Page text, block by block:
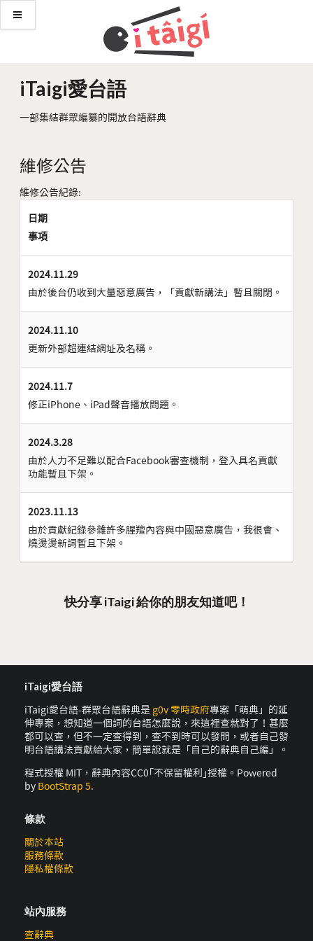
iTaigi愛台語
一部集結群眾編纂的開放台語辭典
維修公告
維修公告紀錄:
日期
事項
2024.11.29
由於後台仍收到大量惡意廣告，「貢獻新講法」暫且關閉。
2024.11.10
更新外部超連結網址及名稱。
2024.11.7
修正iPhone、iPad聲音播放問題。
2024.3.28
由於人力不足難以配合Facebook審查機制，登入具名貢獻
功能暫且下架。
2023.11.13
由於貢獻紀錄參雜許多腥羶內容與中國惡意廣告，我很會、
燒燙燙新詞暫且下架。
快分享 iTaigi 給你的朋友知道吧！
iTaigi愛台語
iTaigi愛台語-群眾台語辭典是 g0v 零時政府專案「萌典」的延
伸專案，想知道一個詞的台語怎麼說，來這裡查就對了！甚麼
都可以查，但不一定查得到，查不到時可以發問，或者自己發
明台語講法貢獻給大家，簡單說就是「自己的辭典自己編」。
程式授權 MIT，辭典內容CC0｢不保留權利｣授權。Powered
by BootStrap 5.
條款
關於本站
服務條款
隱私權條款
站內服務
查辭典